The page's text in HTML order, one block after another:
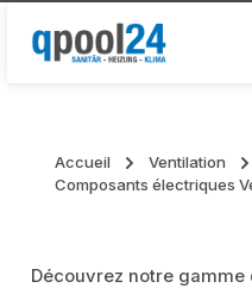
Passer au contenu principal
Accueil
Ventilation
Composants électriques
Découvrez notre gamme